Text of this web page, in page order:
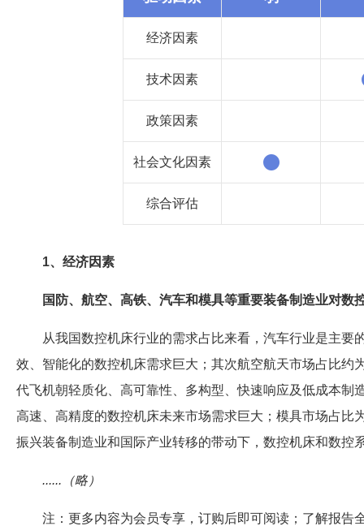
经济因素
技术因素
政策因素
社会文化因素
综合评估
1、经济因素
国防、航空、高铁、汽车和模具等重要装备制造业对数
从我国数控机床行业的需求占比来看，汽车行业是主
效、智能化的数控机床需求巨大；其次航空航天市场占比
代飞机朝轻质化、高可靠性、多构型、快速响应及低成本
高速、高精度的数控机床未来市场需求巨大；模具市场占
振兴装备制造业和国际产业转移的带动下，数控机床和数控
......（略）
注：更多内容为会员专享，订购后即可阅读；了解报告